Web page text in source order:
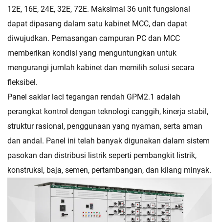
12E, 16E, 24E, 32E, 72E. Maksimal 36 unit fungsional
dapat dipasang dalam satu kabinet MCC, dan dapat
diwujudkan. Pemasangan campuran PC dan MCC
memberikan kondisi yang menguntungkan untuk
mengurangi jumlah kabinet dan memilih solusi secara
fleksibel.
Panel saklar laci tegangan rendah GPM2.1 adalah
perangkat kontrol dengan teknologi canggih, kinerja stabil,
struktur rasional, penggunaan yang nyaman, serta aman
dan andal. Panel ini telah banyak digunakan dalam sistem
pasokan dan distribusi listrik seperti pembangkit listrik,
konstruksi, baja, semen, pertambangan, dan kilang minyak.